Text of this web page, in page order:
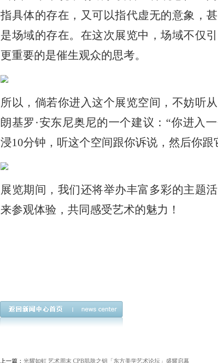
指具体的存在，又可以指代虚无的意象，
是场域的存在。在这次展览中，场域不仅
更重要的是催生观众的思考。
所以，倘若你进入这个展览空间，不妨听
朗基罗·安东尼奥尼的一个建议：“你进入
浸10分钟，听这个空间跟你诉说，然后你跟
展览期间，我们还将举办丰富多彩的主题
来参观体验，共同感受艺术的魅力！
上一篇： 光耀如虹 艺术周末 CPB肌肤之钥「东方美学艺术论坛」盛耀启幕